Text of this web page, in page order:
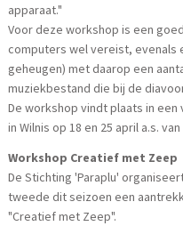
apparaat."
Voor deze workshop is een
computers wel vereist, evenals
geheugen) met daarop een
muziekbestand die bij de
De workshop vindt plaats in een
in Wilnis op 18 en 25 april a.s.
Workshop Creatief met Zeep
De Stichting 'Paraplu'
tweede dit seizoen een
"Creatief met Zeep".